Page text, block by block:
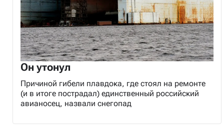
Он утонул
Причиной гибели плавдока, где стоял на ремонте
(и в итоге пострадал) единственный российский
авианосец, назвали снегопад